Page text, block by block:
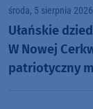
środa, 5 sierpnia
Ułańskie
W Nowej
patriotyczny